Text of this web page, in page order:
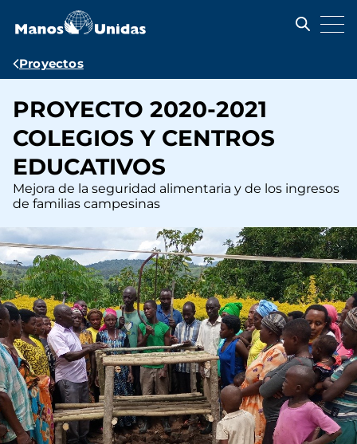
contenido
Ruta
navegación
Proyectos
PROYECTO 2020-2021
COLEGIOS Y CENTROS
EDUCATIVOS
Mejora de la seguridad alimentaria y de los ingresos
de familias campesinas